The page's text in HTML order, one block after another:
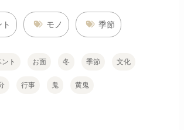
モノ 季節
ト お面 冬 季節 文化
行事 鬼 黄鬼